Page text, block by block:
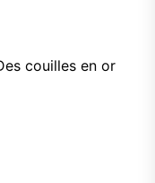
couilles en or